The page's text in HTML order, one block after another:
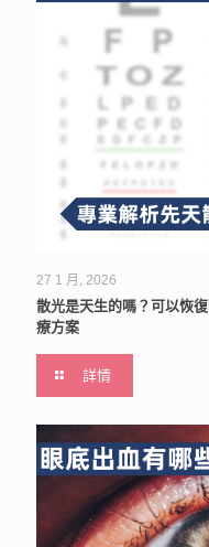
27 1 月, 2026
散光是天生的嗎？可以恢
療方案
詳情